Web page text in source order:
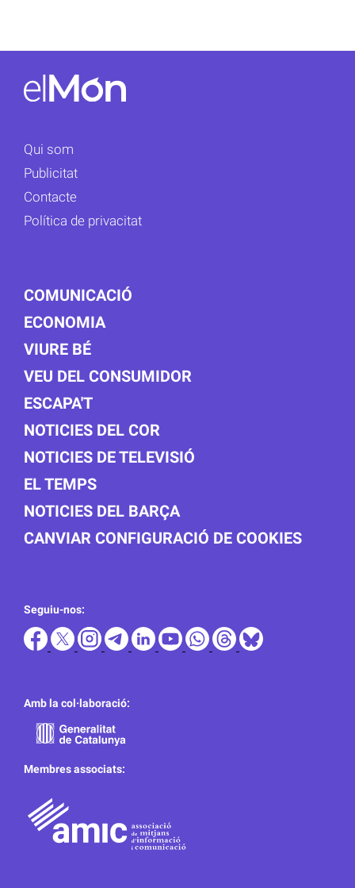
Qui som
Publicitat
Contacte
Política de privacitat
COMUNICACIÓ
ECONOMIA
VIURE BÉ
VEU DEL CONSUMIDOR
ESCAPA'T
NOTICIES DEL COR
NOTICIES DE TELEVISIÓ
EL TEMPS
NOTICIES DEL BARÇA
CANVIAR CONFIGURACIÓ DE COOKIES
Seguiu-nos:
Amb la col·laboració:
Membres associats: